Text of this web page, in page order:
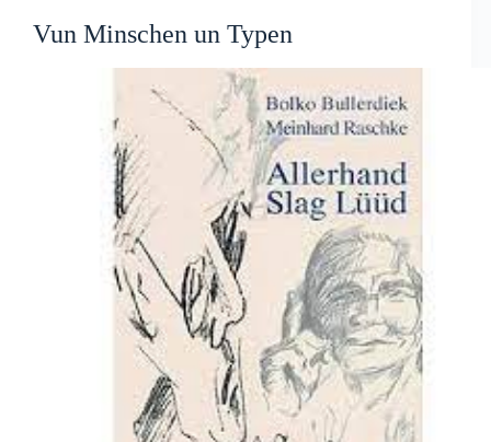
Vun Minschen un Typen